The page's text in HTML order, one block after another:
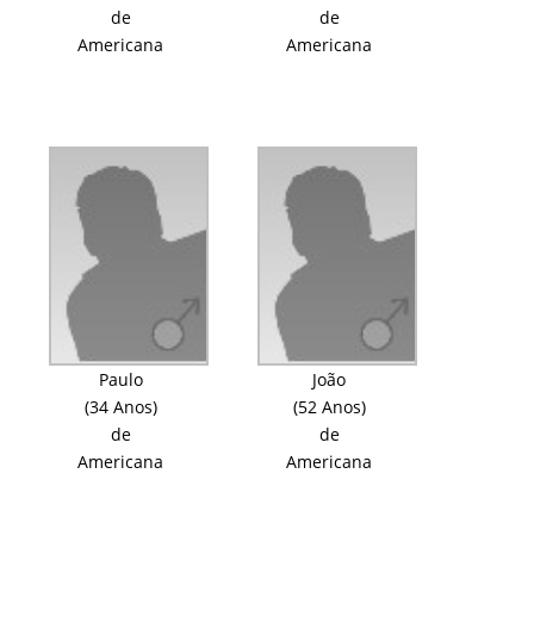
de
Americana
de
Americana
Paulo
(34 Anos)
de
Americana
João
(52 Anos)
de
Americana